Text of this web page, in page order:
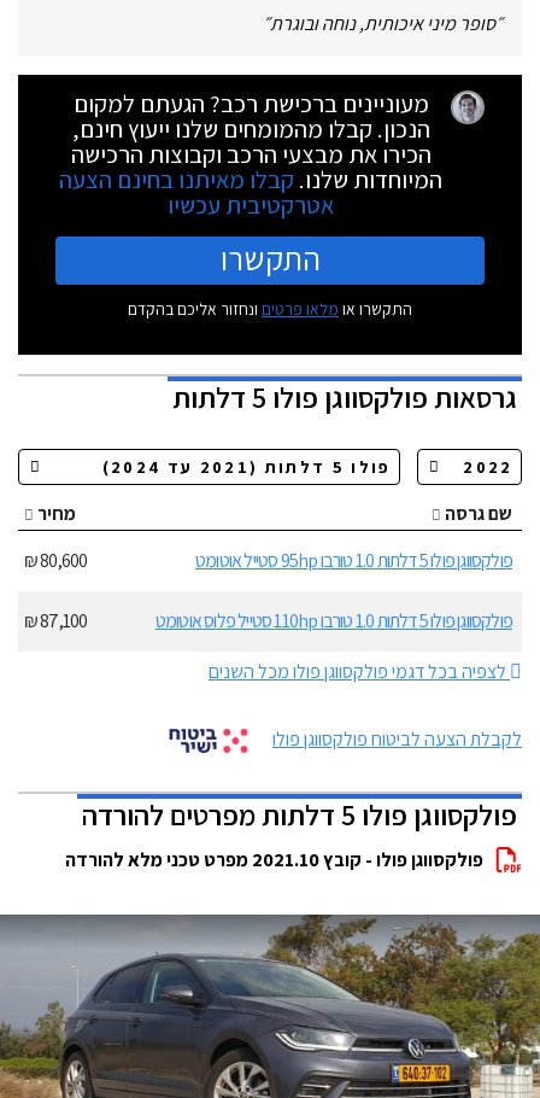
״סופר מיני איכותית, נוחה ובוגרת״
מעוניינים ברכישת רכב? הגעתם למקום
הנכון. קבלו מהמומחים שלנו ייעוץ חינם,
הכירו את מבצעי הרכב וקבוצות הרכישה
המיוחדות שלנו. קבלו מאיתנו בחינם הצעה
אטרקטיבית עכשיו
התקשרו
התקשרו או מלאו פרטים ונחזור אליכם בהקדם
גרסאותפולקסווגן פולו 5 דלתות
שם גרסה
מחיר
פולקסווגן פולו 5 דלתות 1.0 טורבו 95hp סטייל אוטומט
80,600 ₪
פולקסווגן פולו 5 דלתות 1.0 טורבו 110hp סטייל פלוס אוטומט
87,100 ₪
לצפיה בכל דגמי פולקסווגן פולו מכל השנים
לקבלת הצעה לביטוח פולקסווגן פולו
פולקסווגן פולו 5 דלתות מפרטים להורדה
פולקסווגן פולו - קובץ 2021.10 מפרט טכני מלא להורדה